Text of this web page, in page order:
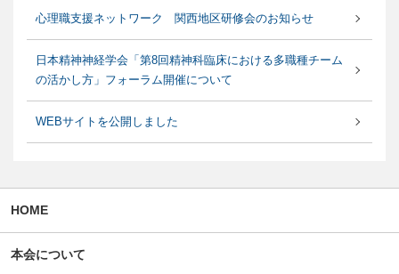
心理職支援ネットワーク 関西地区研修会のお知らせ
日本精神神経学会「第8回精神科臨床における多職種チーム
の活かし方」フォーラム開催について
WEBサイトを公開しました
HOME
本会について